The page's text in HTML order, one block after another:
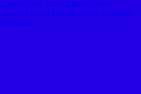
maliyeti araç proje firması Ankara,
kancası montajı ve araç proje usta
da